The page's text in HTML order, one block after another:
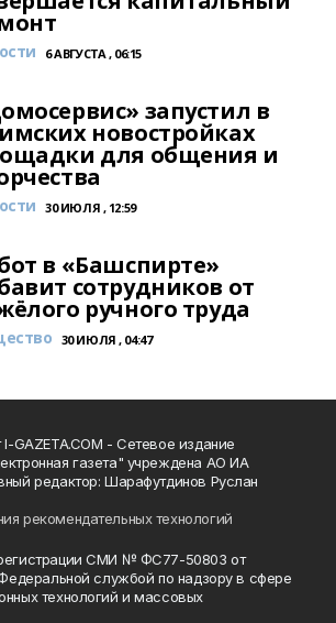
6 АВГУСТА , 06:15
запустил в
новостройках
для общения и
30 ИЮЛЯ , 12:59
в «Башспирте»
сотрудников от
ручного труда
30 ИЮЛЯ , 04:47
GAZETA.COM - Сетевое издание
газета" учреждена АО ИА
редактор: Шарафутдинов Руслан
рекомендательных технологий
СМИ № ФС77-50803 от
службой по надзору в сфере
технологий и массовых